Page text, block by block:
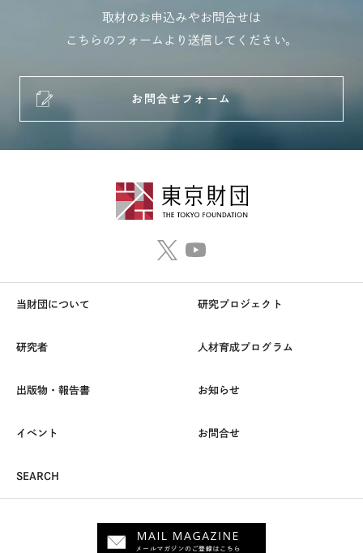
取材のお申込みやお問合せは
こちらのフォームより送信してください。
お問合せフォーム
当財団について 研究プロジェクト
研究者 人材育成プログラム
出版物・報告書 お知らせ
イベント お問合せ
SEARCH